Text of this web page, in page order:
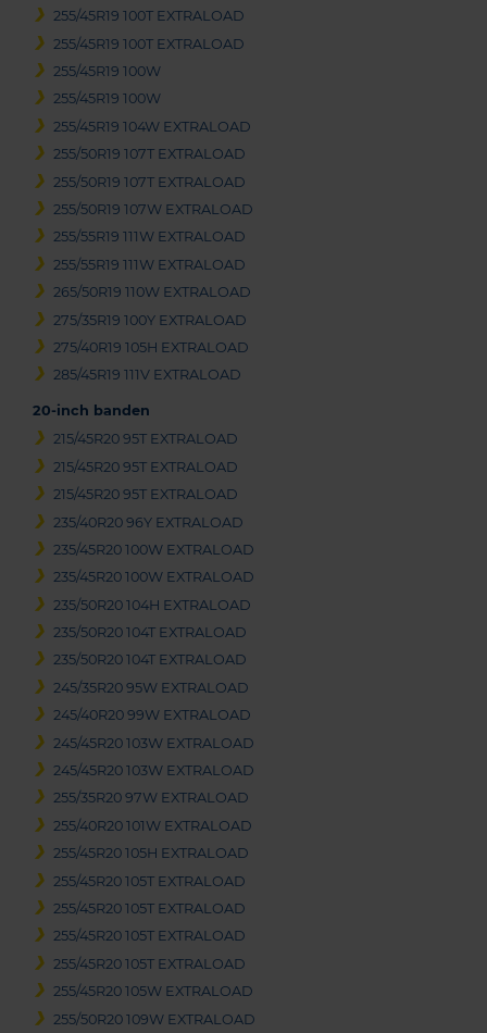
255/45R19 100T EXTRALOAD
255/45R19 100T EXTRALOAD
255/45R19 100W
255/45R19 100W
255/45R19 104W EXTRALOAD
255/50R19 107T EXTRALOAD
255/50R19 107T EXTRALOAD
255/50R19 107W EXTRALOAD
255/55R19 111W EXTRALOAD
255/55R19 111W EXTRALOAD
265/50R19 110W EXTRALOAD
275/35R19 100Y EXTRALOAD
275/40R19 105H EXTRALOAD
285/45R19 111V EXTRALOAD
20-inch banden
215/45R20 95T EXTRALOAD
215/45R20 95T EXTRALOAD
215/45R20 95T EXTRALOAD
235/40R20 96Y EXTRALOAD
235/45R20 100W EXTRALOAD
235/45R20 100W EXTRALOAD
235/50R20 104H EXTRALOAD
235/50R20 104T EXTRALOAD
235/50R20 104T EXTRALOAD
245/35R20 95W EXTRALOAD
245/40R20 99W EXTRALOAD
245/45R20 103W EXTRALOAD
245/45R20 103W EXTRALOAD
255/35R20 97W EXTRALOAD
255/40R20 101W EXTRALOAD
255/45R20 105H EXTRALOAD
255/45R20 105T EXTRALOAD
255/45R20 105T EXTRALOAD
255/45R20 105T EXTRALOAD
255/45R20 105T EXTRALOAD
255/45R20 105W EXTRALOAD
255/50R20 109W EXTRALOAD